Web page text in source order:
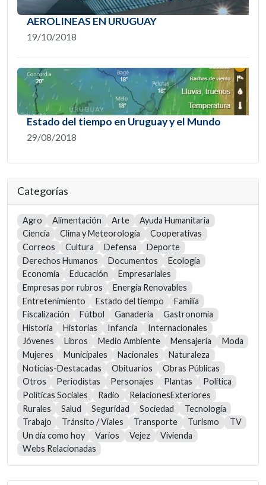
AEROLINEAS EN URUGUAY
19/10/2018
Estado del tiempo en Uruguay y el Mundo
29/08/2018
Categorías
Agro Alimentación Arte
Ayuda Humanitaria
Ciencia
Clima y Meteorología
Cooperativas
Correos
Cultura Defensa
Deporte
Derechos Humanos
Documentos
Ecología
Economía
Educación
Empresariales
Empresas por rubros
Energía Renovables
Entretenimiento
Estado del tiempo
Familia
Fiscalización
Fútbol Ganadería
Gastronomía
Historia
Historias Infancia
Internacionales
Jóvenes
Libros Medio Ambiente Mensajería
Moda
Mujeres
Municipales Nacionales
Naturaleza
Noticias-Destacadas
Obituarios
Obras Públicas
Otros
Periodistas Personajes Plantas
Política
Políticas Sociales
Radio
RelacionesExteriores
Rurales
Salud Seguridad Sociedad
Tecnología
Trabajo
Tránsito / Viales Transporte Turismo
TV
Un día como hoy
Varios Vejez
Vivienda
Webs Relacionadas